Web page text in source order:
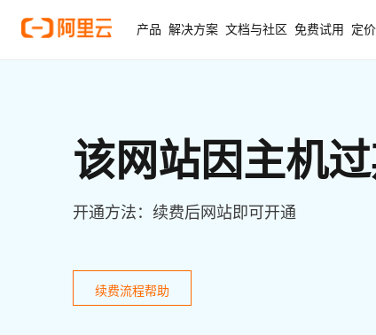
产品 解决方案 文档与社区 免费试用 定价
该网站因主机
开通方法：续费后网站即可开通
续费流程帮助